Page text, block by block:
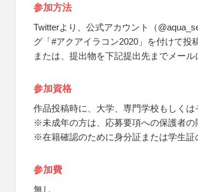
参加方法
Twitterより、公式アカウント（
グ「#アクアイラコン2020」を付けて投
または、提出物を下記提出先までメール
参加資格
作品投稿時に、大学、専門学校もしく
※未成年の方は、応募要項への保護者の
※在籍確認のために身分証または学生証
参加費
無し